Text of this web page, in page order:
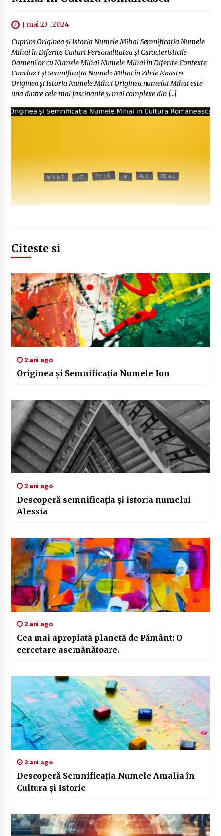
J mai 23 , 2024
Cuprins Originea și Istoria Numele Mihai Semnificația Numele
Mihai în Diferite Culturi Personalitatea și Caracteristicile
Oamenilor cu Numele Mihai Numele Mihai în Diferite Contexte
Concluzii și Semnificația Numele Mihai în Zilele Noastre
Originea și Istoria Numele Mihai Originea numelui Mihai este
una dintre cele mai fascinante și mai complexe din […]
Citeste si
2 ani ago
Originea și Semnificația Numele Ion
2 ani ago
Descoperă semnificația și istoria numelui
Alessia
2 ani ago
Cea mai apropiată planetă de Pământ: O
cercetare asemănătoare.
2 ani ago
Descoperă Semnificația Numele Amalia în
Cultura și Istorie